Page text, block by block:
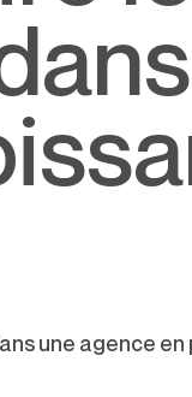
une agence